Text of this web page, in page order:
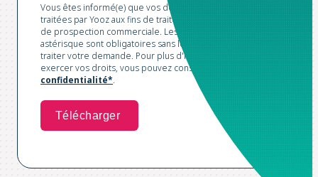
Vous êtes informé(e) que vos données sont collectées et
traitées par Yooz aux fins de traitement de votre demande et
de prospection commerciale. Les champs marqués d'un
astérisque sont obligatoires sans lesquels nous ne pourrions
traiter votre demande. Pour plus d'informations et pour
exercer vos droits, vous pouvez consulter notre
confidentialité*.